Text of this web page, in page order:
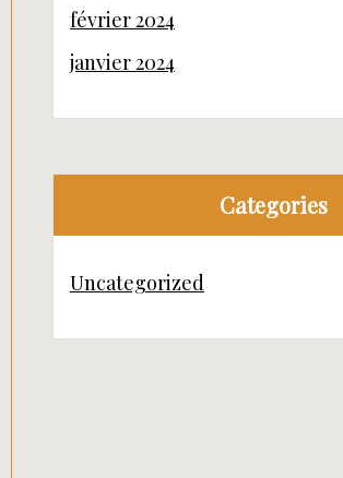
février 2024
janvier 2024
Categories
Uncategorized